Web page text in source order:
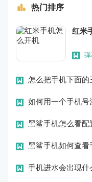
热门排序
红米
弹
怎么把手机下面的
如何用一个手机号
黑鲨手机怎么看配
黑鲨手机如何查看
手机进水会出现什